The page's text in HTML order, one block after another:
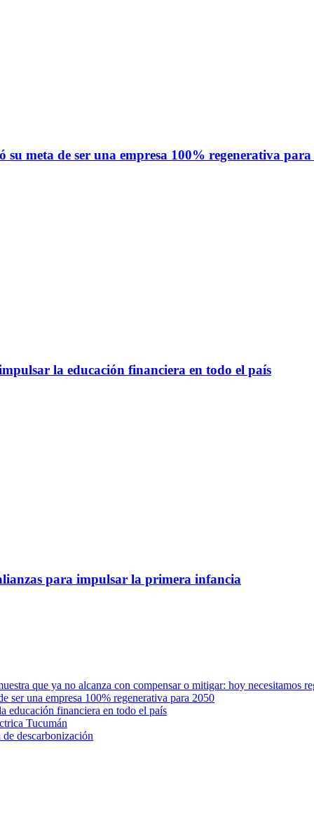
meta de ser una empresa 100% regenerativa para
la educación financiera en todo el país
para impulsar la primera infancia
que ya no alcanza con compensar o mitigar: hoy necesitamos
ser una empresa 100% regenerativa para 2050
educación financiera en todo el país
Tucumán
descarbonización